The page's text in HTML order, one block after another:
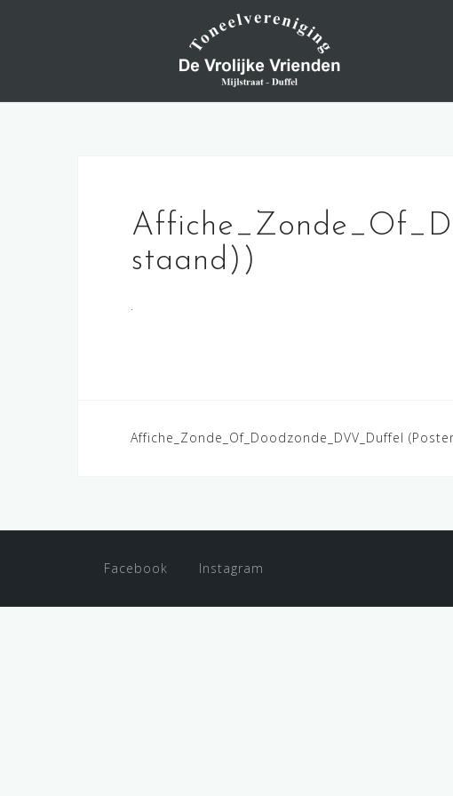
staand))
Post
Affiche_Zonde_Of_Doodzonde_DVV_Duffel
Facebook Instagram